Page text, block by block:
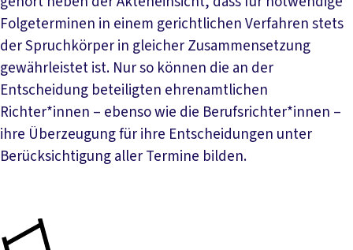
Folgeterminen in einem gerichtlichen Verfahren stets
der Spruchkörper in gleicher Zusammensetzung
gewährleistet ist. Nur so können die an der
Entscheidung beteiligten ehrenamtlichen
Richter*innen – ebenso wie die Berufsrichter*innen –
ihre Überzeugung für ihre Entscheidungen unter
Berücksichtigung aller Termine bilden.